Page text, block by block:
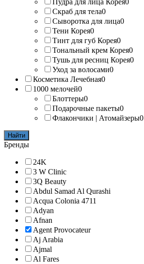
Пудра для лица Корея0
Скраб для тела0
Сыворотка для лица0
Тени Корея0
Тинт для губ Корея0
Тональный крем Корея0
Тушь для ресниц Корея0
Уход за волосами0
Косметика Лечебная0
1000 мелочей0
Блоттеры0
Подарочные пакеты0
Флакончики | Атомайзеры0
Найти
Бренды
24K
3 W Clinic
3Q Beauty
Abdul Samad Al Qurashi
Acqua Colonia 4711
Adyan
Afnan
Agent Provocateur
Aj Arabia
Ajmal
Al Fares